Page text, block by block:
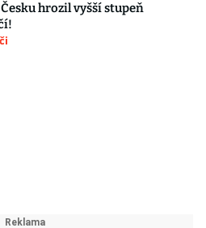
hrozil vyšší stupeň